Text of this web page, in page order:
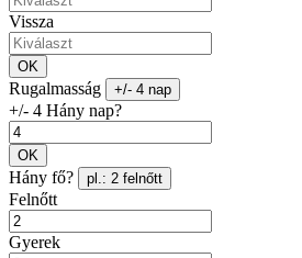
Vissza
OK
Rugalmasság +/- 4 nap
+/- 4 Hány nap?
OK
Hány fő? pl.: 2 felnőtt
Felnőtt
Gyerek